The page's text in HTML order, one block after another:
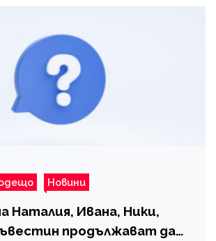
Новини
Наталия, Ивана, Ники,
продължават да